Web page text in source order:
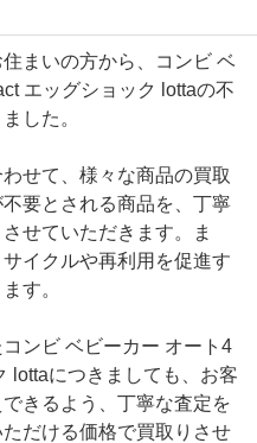
まいの方から、コンビ ベ
エッグショック lottaの不
した。
せて、様々な商品の買取
要とされる商品を、丁寧
せていただきます。ま
イクルや再利用を促進す
す。
ンビ ベビーカー オート4
lottaにつきましても、お客
きるよう、丁寧な査定を
だける価格で買取りさせ